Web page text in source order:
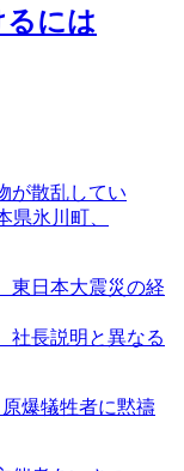
るには
日本大震災の経
長説明と異なる
爆犠牲者に黙禱